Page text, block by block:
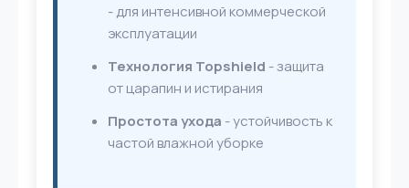
- для интенсивной коммерческой
эксплуатации
Технология Topshield - защита
от царапин и истирания
Простота ухода - устойчивость к
частой влажной уборке